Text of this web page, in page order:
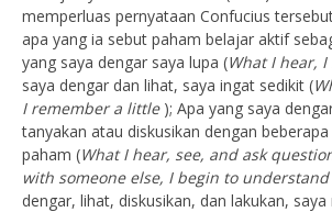
memperluas pernyataan Confucius
apa yang ia sebut paham belajar aktif
yang saya dengar saya lupa (What I hear,
saya dengar dan lihat, saya ingat sedikit (
I remember a little ); Apa yang saya
tanyakan atau diskusikan dengan
paham (What I hear, see, and ask
with someone else, I begin to understand
dengar, lihat, diskusikan, dan lakukan,